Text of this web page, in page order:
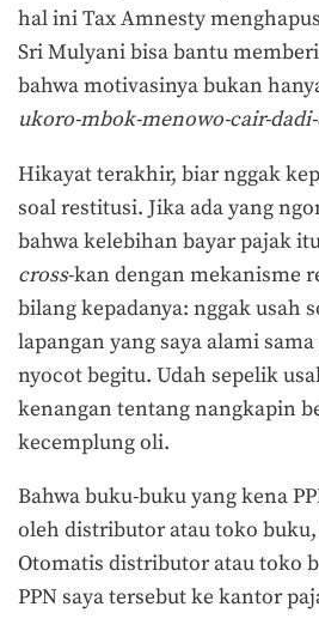
hal ini Tax Amnesty
Sri Mulyani bisa bantu
bahwa motivasinya bukan
ukoro-mbok-menowo-cair-
Hikayat terakhir, biar nggak
soal restitusi. Jika ada yang
bahwa kelebihan bayar pajak
cross-kan dengan mekanisme
bilang kepadanya: nggak usah
lapangan yang saya alami
nyocot begitu. Udah sepelik
kenangan tentang nangkapin
kecemplung oli.
Bahwa buku-buku yang kena
oleh distributor atau toko
Otomatis distributor atau toko
PPN saya tersebut ke kantor